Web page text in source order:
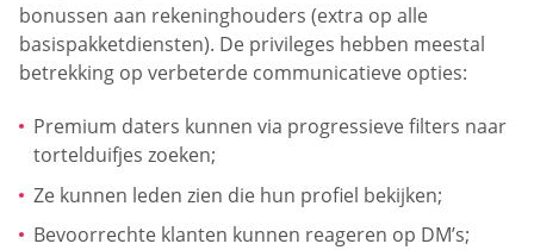
bonussen aan rekeninghouders (extra op alle
basispakketdiensten). De privileges hebben meestal
betrekking op verbeterde communicatieve opties:
Premium daters kunnen via progressieve filters naar
tortelduifjes zoeken;
Ze kunnen leden zien die hun profiel bekijken;
Bevoorrechte klanten kunnen reageren op DM’s;